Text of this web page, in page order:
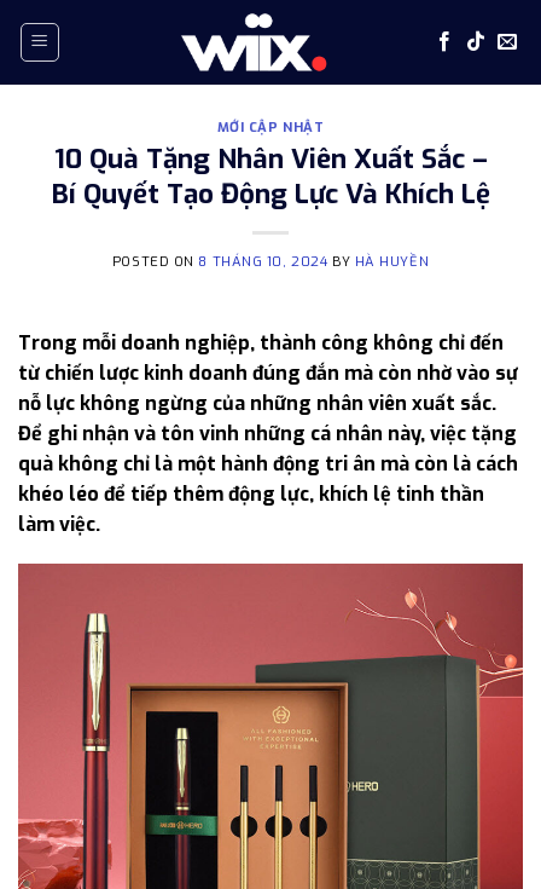
MỚI CẬP NHẬT
10 Quà Tặng Nhân Viên Xuất Sắc –
Bí Quyết Tạo Động Lực Và Khích Lệ
POSTED ON 8 THÁNG 10, 2024 BY HÀ HUYỀN
Trong mỗi doanh nghiệp, thành công không chỉ đến
từ chiến lược kinh doanh đúng đắn mà còn nhờ vào sự
nỗ lực không ngừng của những nhân viên xuất sắc.
Để ghi nhận và tôn vinh những cá nhân này, việc tặng
quà không chỉ là một hành động tri ân mà còn là cách
khéo léo để tiếp thêm động lực, khích lệ tinh thần
làm việc.